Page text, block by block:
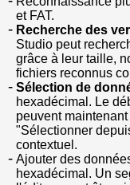
et FAT.
Recherche des
Studio peut
grâce à leur taille,
fichiers reconnus
Sélection de
hexadécimal. Le
peuvent
"Sélectionner
contextuel.
Ajouter des
hexadécimal. Un